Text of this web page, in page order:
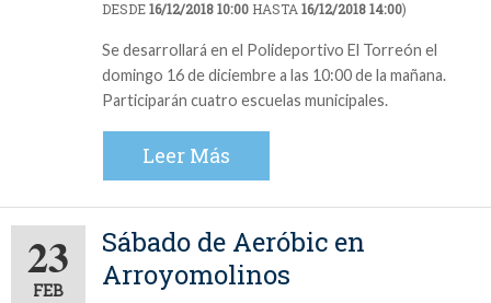
DESDE16/12/2018 10:00 HASTA 16/12/2018 14:00)
Se desarrollará en el Polideportivo El Torreón el
domingo 16 de diciembre a las 10:00 de la mañana.
Participarán cuatro escuelas municipales.
Leer Más
23
FEB
Sábado de Aeróbic en
Arroyomolinos